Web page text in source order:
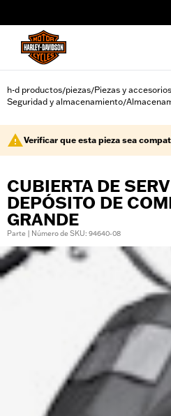
h-d productos/piezas/Piezas y
Seguridad y almacenamiento/
Verificar que esta pieza sea
CUBIERTA DE
DEPÓSITO DE
GRANDE
Parte | Número de SKU: 94640-08